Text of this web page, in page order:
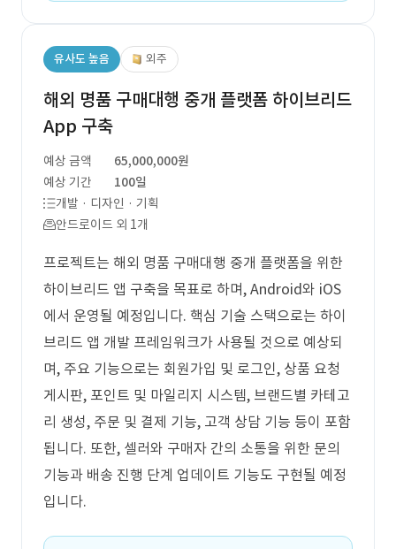
유사도 높음 외주
해외 명품 구매대행 중개 플랫폼 하이브리드
App 구축
예상 금액
65,000,000원
예상 기간
100일
개발 · 디자인 · 기획
안드로이드 외 1개
프로젝트는 해외 명품 구매대행 중개 플랫폼을 위한
하이브리드 앱 구축을 목표로 하며, Android와 iOS
에서 운영될 예정입니다. 핵심 기술 스택으로는 하이
브리드 앱 개발 프레임워크가 사용될 것으로 예상되
며, 주요 기능으로는 회원가입 및 로그인, 상품 요청
게시판, 포인트 및 마일리지 시스템, 브랜드별 카테고
리 생성, 주문 및 결제 기능, 고객 상담 기능 등이 포함
됩니다. 또한, 셀러와 구매자 간의 소통을 위한 문의
기능과 배송 진행 단계 업데이트 기능도 구현될 예정
입니다.